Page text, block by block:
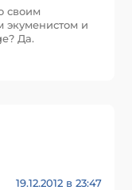
своим
экуменистом и
Да.
19.12.2012 в 23:47